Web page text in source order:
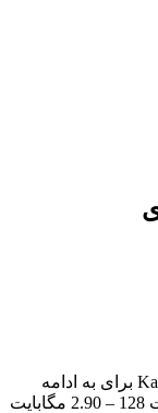
بنیامین بهادری بنام کبیر با بالاترین کیفیت – Kabir برای به ادامه
مطلب مراجعه کنید … بنام کبیر دانلود با کیفیت 128 – 2.90 مگابایت